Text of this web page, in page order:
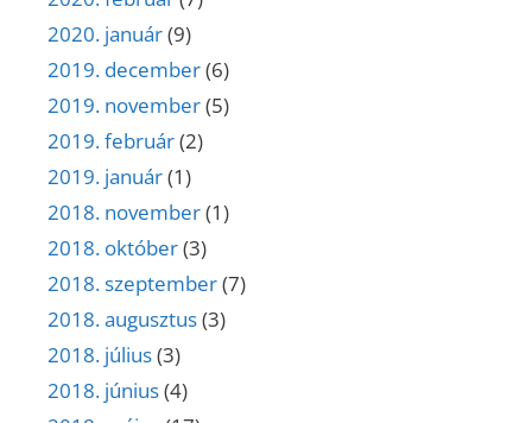
2020. január(9)
2019. december(6)
2019. november(5)
2019. február(2)
2019. január(1)
2018. november(1)
2018. október(3)
2018. szeptember(7)
2018. augusztus(3)
2018. július(3)
2018. június(4)